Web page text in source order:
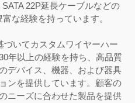
22P延長ケーブルなどの
な経験を持っています。
いてカスタムワイヤーハー
年以上の経験を持ち、高品質
デバイス、機器、および器具
ンを提供しています。顧客の
ニーズに合わせた製品を提供